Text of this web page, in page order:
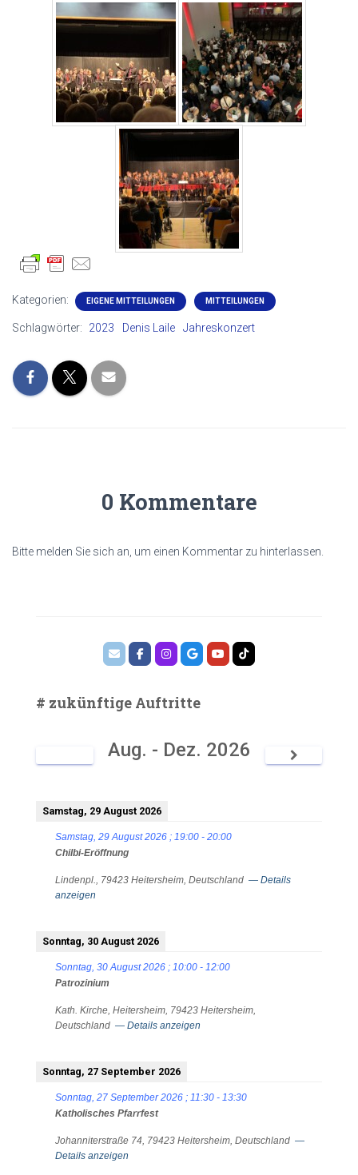
Kategorien: EIGENE MITTEILUNGEN MITTEILUNGEN
Schlagwörter: 2023 Denis Laile Jahreskonzert
0 Kommentare
Bitte melden Sie sich an, um einen Kommentar zu hinterlassen.
# zukünftige Auftritte
Aug. - Dez. 2026
Samstag, 29 August 2026
Samstag, 29 August 2026 ; 19:00 - 20:00
Chilbi-Eröffnung
Lindenpl., 79423 Heitersheim, Deutschland — Details
anzeigen
Sonntag, 30 August 2026
Sonntag, 30 August 2026 ; 10:00 - 12:00
Patrozinium
Kath. Kirche, Heitersheim, 79423 Heitersheim,
Deutschland — Details anzeigen
Sonntag, 27 September 2026
Sonntag, 27 September 2026 ; 11:30 - 13:30
Katholisches Pfarrfest
Johanniterstraße 74, 79423 Heitersheim, Deutschland —
Details anzeigen